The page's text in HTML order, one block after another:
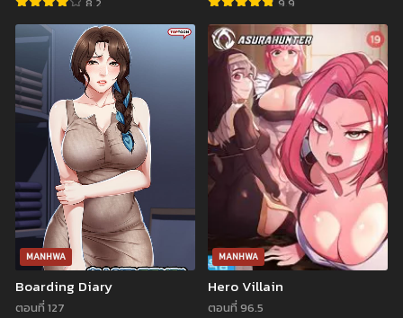
ตอนที่ 69
กรกฎาคม 23, 2023
ตอนที่ 68
กรกฎาคม 19, 2023
ตอนที่ 67
กรกฎาคม 6, 2023
ตอนที่ 66
มิถุนายน 29, 2023
ตอนที่ 65
มิถุนายน 21, 2023
ตอนที่ 64
มิถุนายน 16, 2023
ตอนที่ 63
มิถุนายน 10, 2023
ตอนที่ 62
มิถุนายน 3, 2023
ตอนที่ 61
พฤษภาคม 27, 2023
ตอนที่ 60
พฤษภาคม 24, 2023
8.2 9.9
MANHWA
Boarding Diary
ตอนที่ 127
MANHWA
Hero Villain
ตอนที่ 96.5